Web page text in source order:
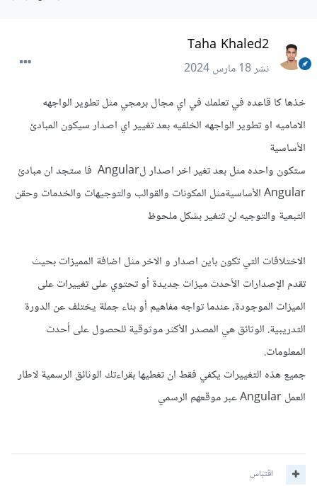
Taha Khaled2
نشر18 مارس 2024
خذها كا قاعده في تعلمك في اي مجال برمجي مثل تطوير الواجهه
الاماميه او تطوير الواجهه الخلفيه بعد تغيير اي اصدار سيكون المبادئ
الأساسية
ستكون واحده مثل بعد تغير اخر اصدار لAngular فا ستجد ان مبادئ
Angular الأساسيةمثل المكونات والقوالب والتوجيهات والخدمات وحقن
التبعية والتوجيه لن تتغير بشكل ملحوظ
الاختلافات التي تكون باين اصدار و الاخر مثل اضافة المميزات بحيث
تقدم الإصدارات الأحدث ميزات جديدة أو تحتوي على تغييرات على
الميزات الموجودة, عندما تواجه مفاهيم أو بناء جملة يختلف عن الدورة
التدريبية. الوثائق هي المصدر الأكثر موثوقية للحصول على أحدث
المعلومات.
جميع هذه التغييرات يكفي فقط ان تغطيها بقراءتك الوثائق الرسمية لاطار
العمل Angular عبر موقعهم الرسمي
اقتباس